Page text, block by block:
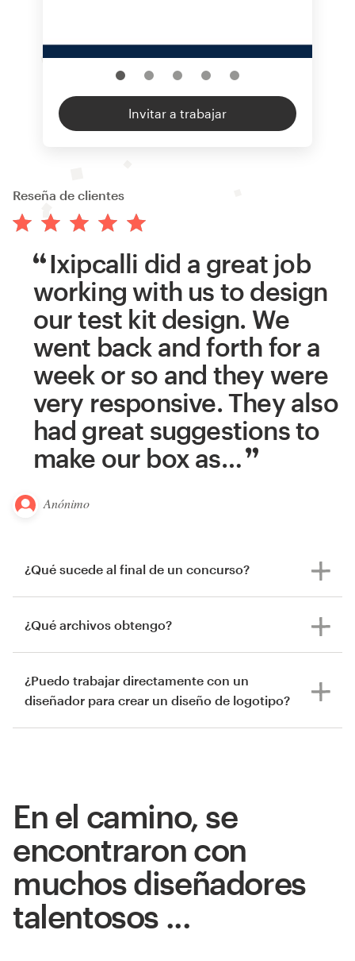
Invitar a trabajar
Reseña de clientes
Ixipcalli did a great job
working with us to design
our test kit design. We
went back and forth for a
week or so and they were
very responsive. They also
had great suggestions to
make our box as…
Anónimo
¿Qué sucede al final de un concurso?
¿Qué archivos obtengo?
¿Puedo trabajar directamente con un
diseñador para crear un diseño de logotipo?
En el camino, se
encontraron con
muchos diseñadores
talentosos ...